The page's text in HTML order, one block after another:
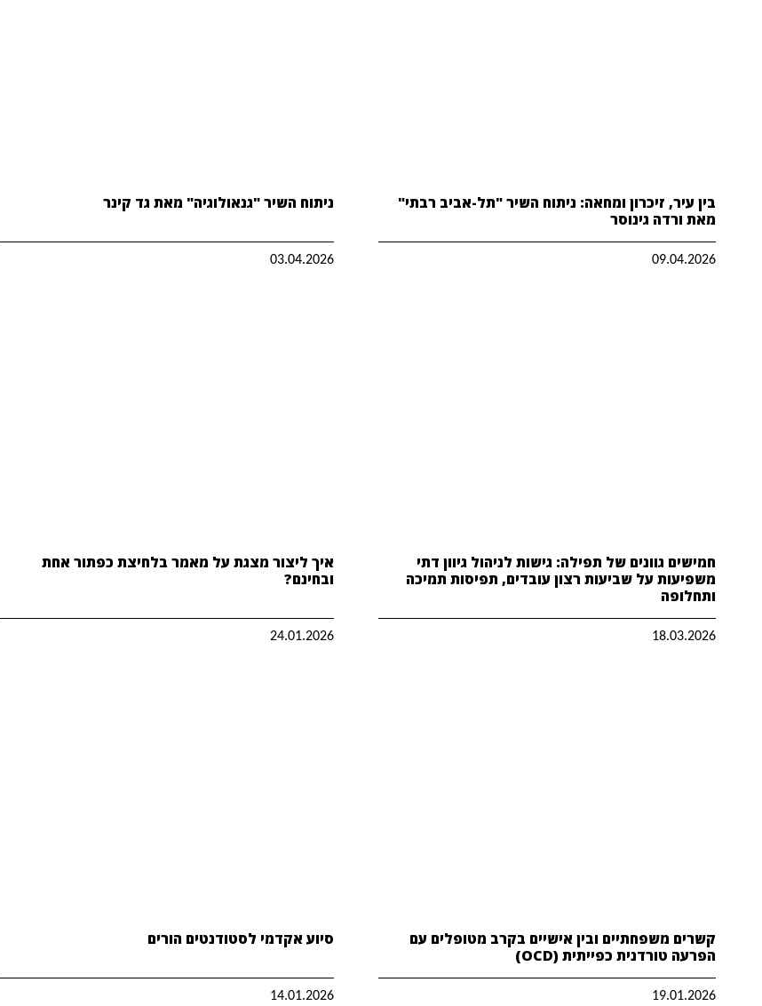
בין עיר, זיכרון ומחאה: ניתוח השיר "תל-אביב רבתי"
מאת ורדה גינוסר
09.04.2026
ניתוח השיר "גנאולוגיה" מאת גד קינר
03.04.2026
חמישים גוונים של תפילה: גישות לניהול גיוון דתי
משפיעות על שביעות רצון עובדים, תפיסות תמיכה
ותחלופה
18.03.2026
איך ליצור מצגת על מאמר בלחיצת כפתור אחת
ובחינם?
24.01.2026
קשרים משפחתיים ובין אישיים בקרב מטופלים עם
הפרעה טורדנית כפייתית (OCD)
19.01.2026
סיוע אקדמי לסטודנטים הורים
14.01.2026